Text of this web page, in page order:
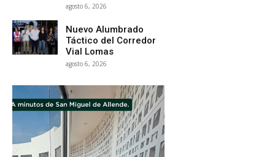
agosto 6, 2026
Nuevo Alumbrado
Táctico del Corredor
Vial Lomas
agosto 6, 2026